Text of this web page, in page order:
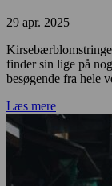
29 apr. 2025
finder sin lige på
besøgende fra hele
Læs mere